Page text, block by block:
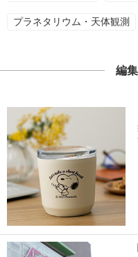
プラネタリウム・天体観測
編